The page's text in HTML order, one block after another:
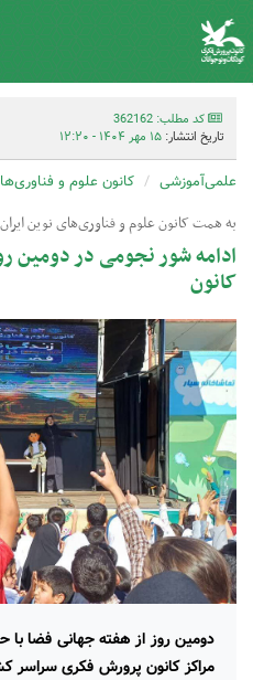
کد مطلب: 362162
تاریخ انتشار: ۱۵ مهر ۱۴۰۴ - ۱۲:۲۰
علمی‌آموزشی کانون علوم و
به همت کانون علوم و فناوری‌های نوین
ادامه شور نجومی در دومین
کانون
دومین روز از هفته جهانی فضا با
مراکز کانون پرورش فکری